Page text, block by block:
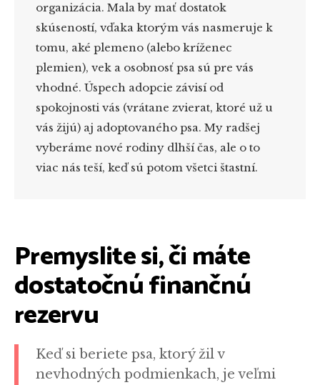
organizácia. Mala by mať dostatok
skúseností, vďaka ktorým vás nasmeruje k
tomu, aké plemeno (alebo kríženec
plemien), vek a osobnosť psa sú pre vás
vhodné. Úspech adopcie závisí od
spokojnosti vás (vrátane zvierat, ktoré už u
vás žijú) aj adoptovaného psa. My radšej
vyberáme nové rodiny dlhší čas, ale o to
viac nás teší, keď sú potom všetci štastní.
Premyslite si, či máte
dostatočnú finančnú
rezervu
Keď si beriete psa, ktorý žil v
nevhodných podmienkach, je veľmi